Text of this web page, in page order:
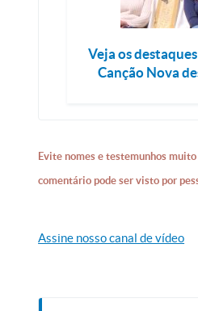
Veja os
Canção Nova
Evite nomes e testemunhos
comentário pode ser visto por
Assine nosso canal de vídeo